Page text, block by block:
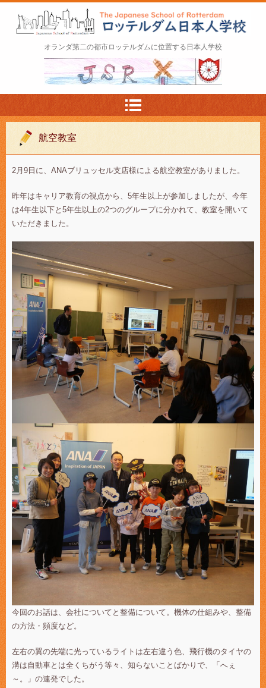
ロッテルダム日本人学校 The Japanese Schoo
l of Rotterdam
オランダ第二の都市ロッテルダムに位置する日本人学校
航空教室
2月9日に、ANAブリュッセル支店様による航空教室がありました。
昨年はキャリア教育の視点から、5年生以上が参加しましたが、今年
は4年生以下と5年生以上の2つのグループに分かれて、教室を開いて
いただきました。
今回のお話は、会社についてと整備について。機体の仕組みや、整備
の方法・頻度など。
左右の翼の先端に光っているライトは左右違う色、飛行機のタイヤの
溝は自動車とは全くちがう等々、知らないことばかりで、「へぇ
～。」の連発でした。